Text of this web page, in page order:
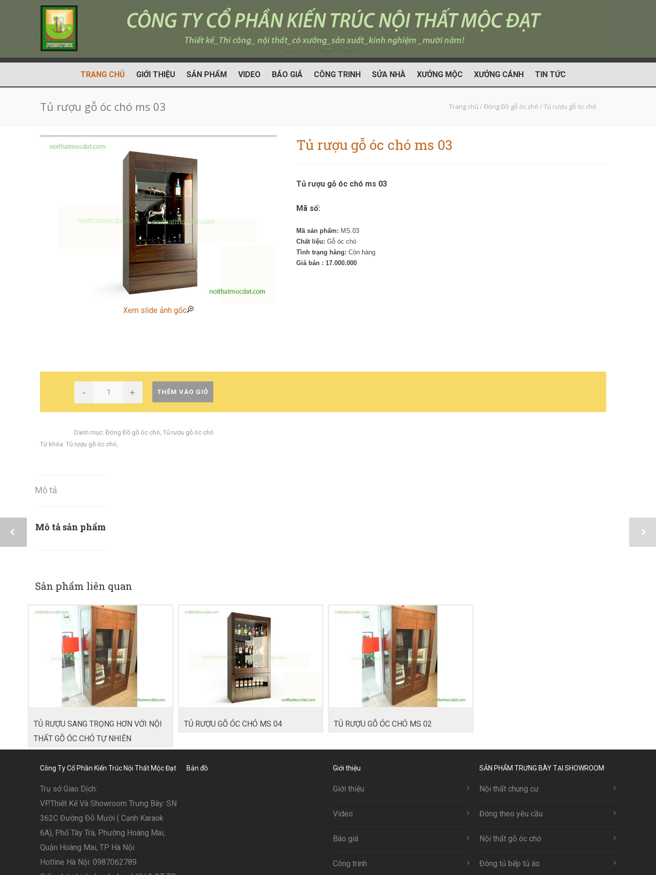
TRANG CHỦ GIỚI THIỆU SẢN PHẨM VIDEO BÁO GIÁ CÔNG TRINH SỬA NHÀ XƯỞNG MỘC XƯỞNG CÁNH TIN TỨC
Tủ rượu gỗ óc chó ms 03 Trang chủ /Đóng Đồ gỗ óc chó /Tủ rượu gỗ óc chó
Xem slide ảnh gốc
Tủ rượu gỗ óc chó ms 03
Tủ rượu gỗ óc chó ms 03
Mã số:
Mã sản phẩm: MS.03
Chất liệu: Gỗ óc chó
Tình trạng hàng: Còn hàng
Giá bán : 17.000.000
- + THÊM VÀO GIỎ
Danh mục: Đóng Đồ gỗ óc chó, Tủ rượu gỗ óc chó
Từ khóa: Tủ rượu gỗ óc chó,
Mô tả
Mô tả sản phẩm
Sản phẩm liên quan
TỦ RƯỢU SANG TRỌNG HƠN VỚI NỘI
THẤT GỖ ÓC CHÓ TỰ NHIÊN
TỦ RƯỢU GỖ ÓC CHÓ MS 04 TỦ RƯỢU GỖ ÓC CHÓ MS 02
Công Ty Cổ Phần Kiến Trúc Nội Thất Mộc Đạt
Trụ sở Giao Dịch:
VP.Thiết Kế Và Showroom Trưng Bày: SN
362C Đường Đỗ Mười ( Cạnh Karaok
6A), Phố Tây Trà, Phường Hoàng Mai,
Quận Hoàng Mai, TP Hà Nội
Hotline Hà Nội: 0987062789
Bản đồ Giới thiệu
Giới thiệu
Video
Báo giá
Công trinh
SẢN PHẨM TRƯNG BÀY TẠI SHOWROOM
Nội thất chung cư
Đóng theo yêu cầu
Nội thất gỗ óc chó
Đóng tủ bếp tủ áo